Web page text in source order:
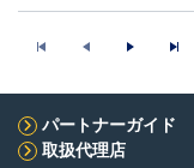
パートナーガイド
取扱代理店